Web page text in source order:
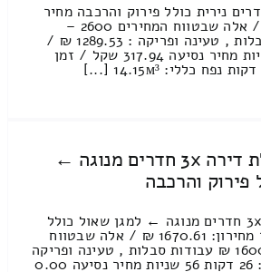
נירית כולל פירוק והרכבה מחיר
מחירון: 2164.21 ₪ / אלה שבטווח המחירים 2600 –
2000 ₪ עבודות סבלות , טעינה ופריקה : 1289.53 ₪ /
זמן : 53 דקות 1 שניות מחיר נסיעה 317.94 שקל / זמן
כמה עולה הובלת דירה 3x חדרים מנוגה ←
פירוק והרכבה
הובלה מעבר דירה 3x חדרים מנוגה ← למגן שאול כולל
פירוק והרכבה מחיר מחירון: 1670.61 ₪ / אלה שבטווח
המחירים 2000 – 1600 ₪ עבודות סבלות , טעינה ופריקה
: 1158.61 ₪ / זמן : 26 דקות 56 שניות מחיר נסיעה 0.00